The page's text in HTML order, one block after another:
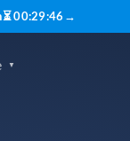
⏳00:29:45 →